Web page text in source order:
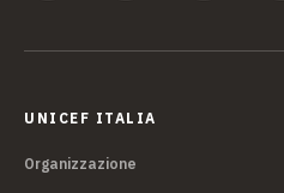
UNICEF ITALIA
Organizzazione